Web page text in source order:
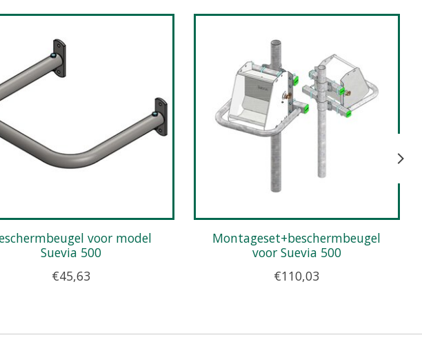
Suevia 500
€45,63
Montageset+beschermbeugel
voor Suevia 500
€110,03